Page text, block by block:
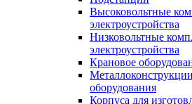
Высоковольтные
электроустройства
Низковольтные
электроустройства
Крановое
оборудования
Корпуса для